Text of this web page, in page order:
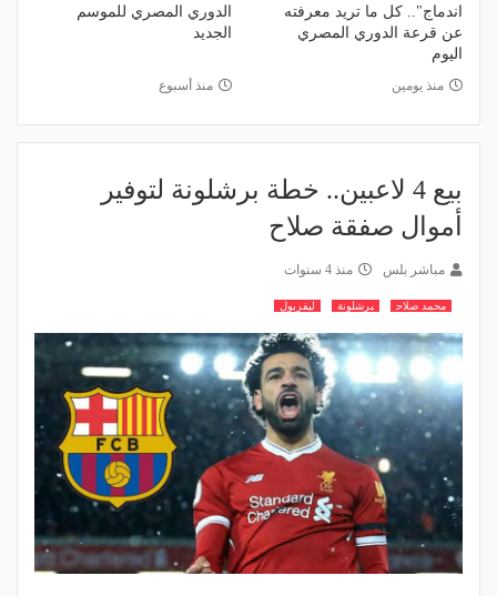
اندماج".. كل ما تريد معرفته
عن قرعة الدوري المصري
اليوم
منذ يومين
الدوري المصري للموسم
الجديد
منذ أسبوع
بيع 4 لاعبين.. خطة برشلونة لتوفير
أموال صفقة صلاح
مباشر بلس منذ 4 سنوات
محمد صلاح برشلونة ليفربول